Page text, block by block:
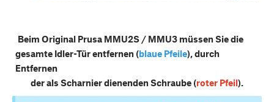
Beim Original Prusa MMU2S / MMU3 müssen Sie die
gesamte Idler-Tür entfernen (blaue Pfeile), durch
Entfernen
der als Scharnier dienenden Schraube (roter Pfeil).